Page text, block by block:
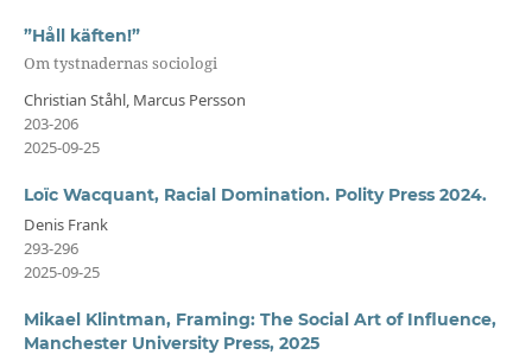
”Håll käften!”
Om tystnadernas sociologi
Christian Ståhl, Marcus Persson
203-206
2025-09-25
Loïc Wacquant, Racial Domination. Polity Press 2024.
Denis Frank
293-296
2025-09-25
Mikael Klintman, Framing: The Social Art of Influence,
Manchester University Press, 2025